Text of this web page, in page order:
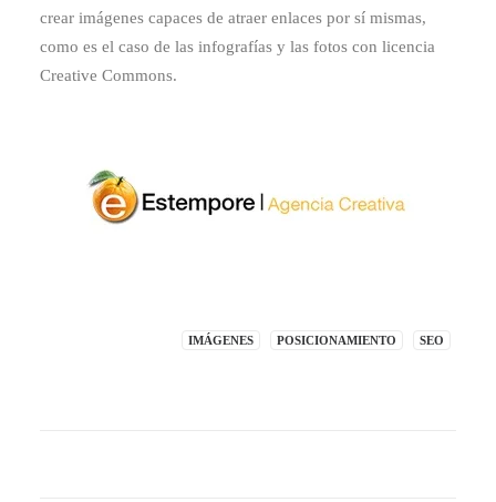
crear imágenes capaces de atraer enlaces por sí mismas,
como es el caso de las infografías y las fotos con licencia
Creative Commons.
IMÁGENES POSICIONAMIENTO SEO